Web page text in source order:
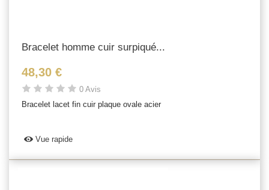
Bracelet homme cuir surpiqué...
48,30 €
0 Avis
Bracelet lacet fin cuir plaque ovale acier
Vue rapide